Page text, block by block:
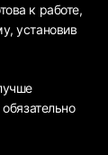
к работе,
установив